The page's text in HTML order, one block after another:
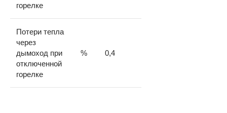
горелке
Потери тепла
через
дымоход при
отключенной
горелке
% 0,4